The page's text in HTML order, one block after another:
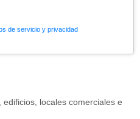
de servicio y privacidad
locales comerciales e